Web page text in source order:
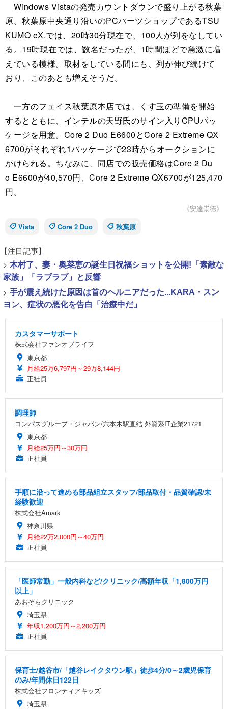
Windows Vistaの発売カウントダウンで盛り上がる秋葉
原。秋葉原中央通り沿いのPCパーツショップであるTSU
KUMO eX.では、20時30分現在で、100人が列をなしてい
る。19時現在では、数名だったが、1時間ほどで急激に増
えている模様。取材をしている間にも、列が伸び続けて
おり、このあとも増えそうだ。
一方のフェイス秋葉原本店では、くす玉の準備を開始
するとともに、インテルの天野氏のサイン入りCPUパッ
ケージを用意。Core 2 Duo E6600とCore 2 Extreme QX
6700がそれぞれ1パッケージで23時からオークションに
かけられる。ちなみに、同店での販売価格はCore 2 Du
o E6600が40,570円、Core 2 Extreme QX6700が125,470
円。
《安達崇徳》
Vista
Core 2 Duo 秋葉原
【注目記事】
> 木村了、妻・奥菜恵の誕生日祝福ショットを公開!「素敵な
家族」「ラブラブ」と反響
> 手が震え続けた原因は首のヘルニアだった...KARA・スン
ヨン、症状の悪化を告白「治療中だ」
カスタマーサポート
株式会社ファンオブライフ
東京都
月給25万6,797円～29万8,144円
正社員
調理師
コンパスグループ・ジャパン/六本木駅直結 外資系IT企業21721
東京都
月給25万円～30万円
正社員
手順に沿って進める部品組立スタッフ/部品取付・品質確認/未
経験歓迎
株式会社Amark
神奈川県
月給22万2,000円～40万円
正社員
「医師常勤」一般内科など/クリニック/高額年収「1,800万円
以上」
あおぞらクリニック
埼玉県
年収1,200万円～2,200万円
正社員
保育士/越谷市/「越谷レイクタウン駅」徒歩4分/0～2歳児保育
のみ/年間休日122日
株式会社フロンティアキッズ
埼玉県